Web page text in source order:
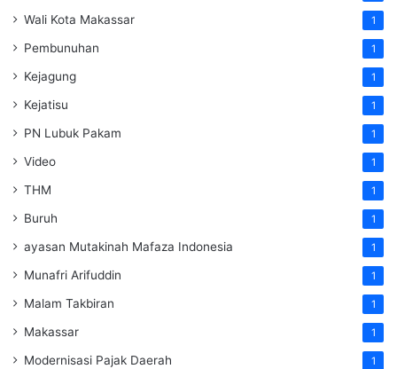
Wali Kota Makassar 1
Pembunuhan 1
Kejagung 1
Kejatisu 1
PN Lubuk Pakam 1
Video 1
THM 1
Buruh 1
ayasan Mutakinah Mafaza Indonesia 1
Munafri Arifuddin 1
Malam Takbiran 1
Makassar 1
Modernisasi Pajak Daerah 1